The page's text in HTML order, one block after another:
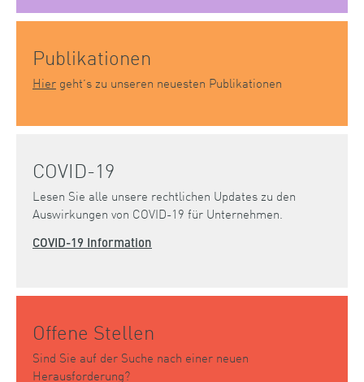
Publikationen
Hier geht’s zu unseren neuesten Publikationen
COVID-19
Lesen Sie alle unsere rechtlichen Updates zu den
Auswirkungen von COVID-19 für Unternehmen.
COVID-19 Information
Offene Stellen
Sind Sie auf der Suche nach einer neuen
Herausforderung?